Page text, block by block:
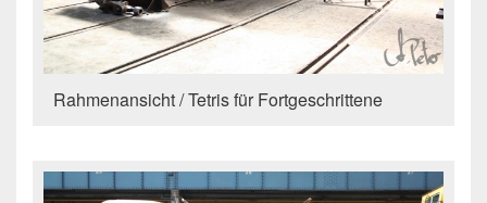
Rahmenansicht / Tetris für Fortgeschrittene